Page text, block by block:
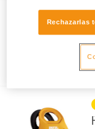
Rechazarlas